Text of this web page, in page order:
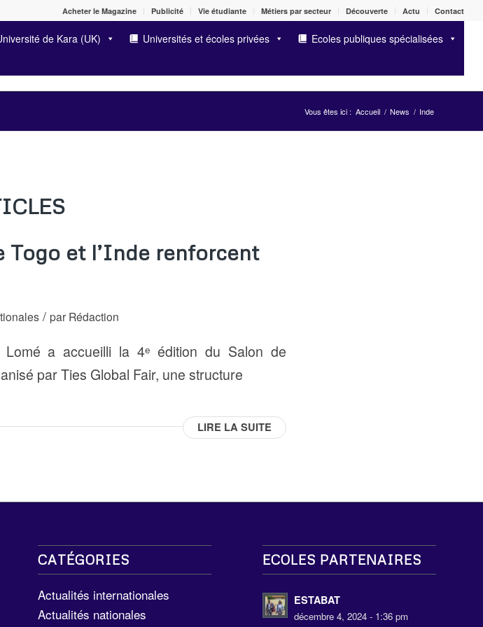
Acheter le Magazine Publicité Vie étudiante Métiers par secteur Découverte Actu Contact
de Kara (UK) Universités et écoles privées Ecoles publiques spécialisées
Vous êtes ici : Accueil / News / Inde
Togo et l’Inde renforcent
/ par Rédaction
a accueilli la 4ᵉ édition du Salon de
par Ties Global Fair, une structure
LIRE LA SUITE
CATÉGORIES
Actualités internationales
Actualités nationales
ECOLES PARTENAIRES
ESTABAT
décembre 4, 2024 - 1:36 pm